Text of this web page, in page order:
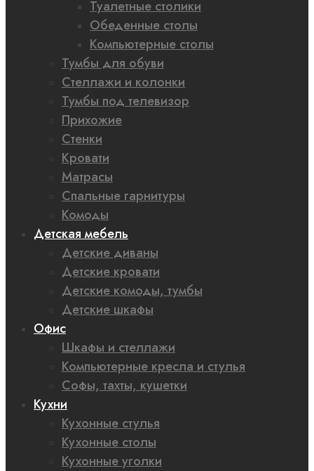
Туалетные столики
Обеденные столы
Компьютерные столы
Тумбы для обуви
Стеллажи и колонки
Тумбы под телевизор
Прихожие
Стенки
Кровати
Матрасы
Спальные гарнитуры
Комоды
Детская мебель
Детские диваны
Детские кровати
Детские комоды, тумбы
Детские шкафы
Офис
Шкафы и стеллажи
Компьютерные кресла и стулья
Софы, тахты, кушетки
Кухни
Кухонные стулья
Кухонные столы
Кухонные уголки